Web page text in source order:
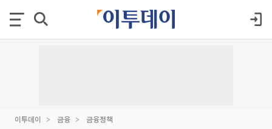
이투데이 금융 금융정책